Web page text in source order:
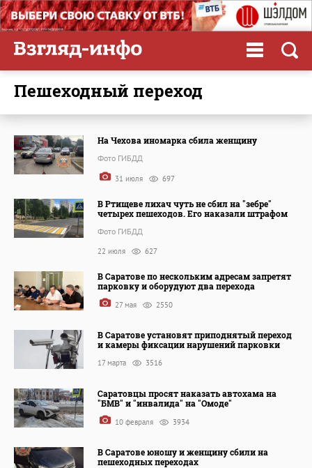
пешеходный переход
На Чехова иномарка сбила женщину
Фото ГИБДД
31 июля 697
В Ртищеве лихач чуть не сбил на "зебре"
четырех пешеходов. Его наказали штрафом
Фото ГИБДД
22 июля 627
В Саратове по нескольким адресам запретят
парковку и оборудуют два перехода
27 мая 2550
В Саратове установят приподнятый переход
и камеры фиксации нарушений парковки
17 марта 3516
Саратовцы просят наказать автохама на
"БМВ" и "инвалида" на "Омоде"
10 февраля 3934
В Саратове юношу и женщину сбили на
пешеходных переходах